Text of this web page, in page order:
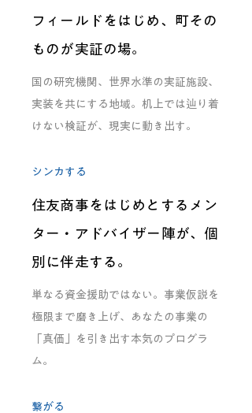
フィールドをはじめ、町その
ものが実証の場。
国の研究機関、世界水準の実証施設、
実装を共にする地域。机上では辿り着
けない検証が、現実に動き出す。
シンカする
住友商事をはじめとするメン
ター・アドバイザー陣が、個
別に伴走する。
単なる資金援助ではない。事業仮説を
極限まで磨き上げ、あなたの事業の
「真価」を引き出す本気のプログラ
ム。
繋がる